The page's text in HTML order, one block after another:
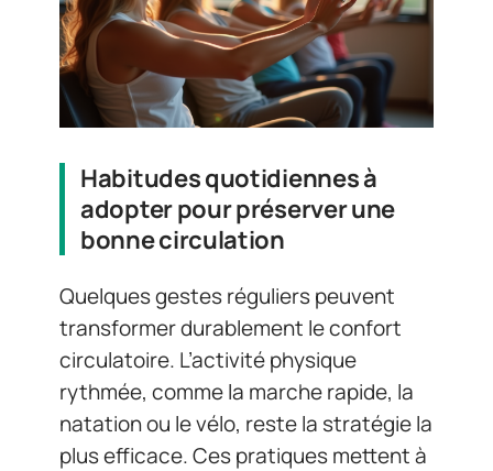
Habitudes quotidiennes à
adopter pour préserver une
bonne circulation
Quelques gestes réguliers peuvent
transformer durablement le confort
circulatoire. L’activité physique
rythmée, comme la marche rapide, la
natation ou le vélo, reste la stratégie la
plus efficace. Ces pratiques mettent à